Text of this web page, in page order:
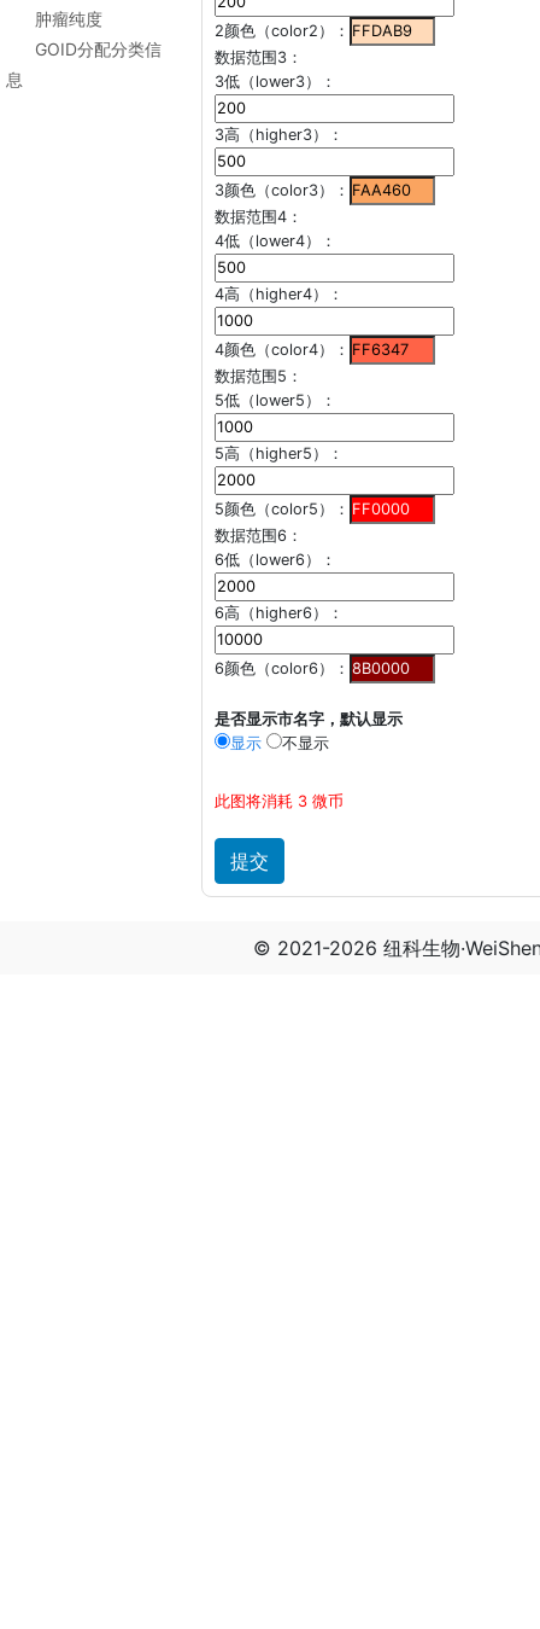
肿瘤纯度
GOID分配分类信
息
2颜色（color2）：
数据范围3：
3低（lower3）：
3高（higher3）：
3颜色（color3）：
数据范围4：
4低（lower4）：
4高（higher4）：
4颜色（color4）：
数据范围5：
5低（lower5）：
5高（higher5）：
5颜色（color5）：
数据范围6：
6低（lower6）：
6高（higher6）：
6颜色（color6）：
是否显示市名字，默认显示
显示
不显示
此图将消耗 3 微币
© 2021-2026 纽科生物